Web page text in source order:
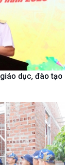
Công nghệ
& Công nghệ
nghệ
với biến đổi
dục, đào tạo